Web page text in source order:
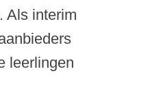
Als interim
leerlingen